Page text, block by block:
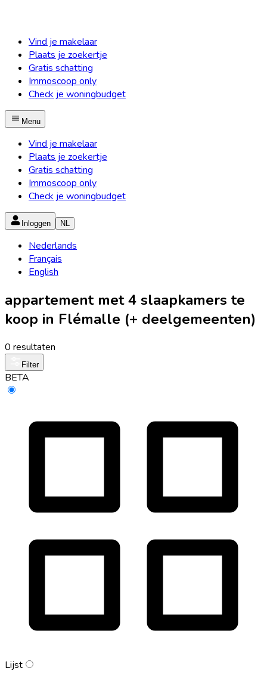
Vind je makelaar
Plaats je zoekertje
Gratis schatting
Immoscoop only
Check je woningbudget
Menu
Vind je makelaar
Plaats je zoekertje
Gratis schatting
Immoscoop only
Check je woningbudget
Inloggen NL
Nederlands
Français
English
appartement met 4 slaapkamers te
koop in Flémalle (+ deelgemeenten)
0 resultaten
Filter
BETA
Lijst